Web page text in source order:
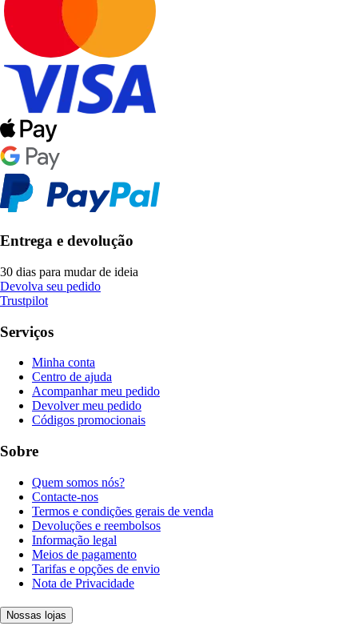
Entrega e devolução
30 dias para mudar de ideia
Devolva seu pedido
Trustpilot
Serviços
Minha conta
Centro de ajuda
Acompanhar meu pedido
Devolver meu pedido
Códigos promocionais
Sobre
Quem somos nós?
Contacte-nos
Termos e condições gerais de venda
Devoluções e reembolsos
Informação legal
Meios de pagamento
Tarifas e opções de envio
Nota de Privacidade
Nossas lojas